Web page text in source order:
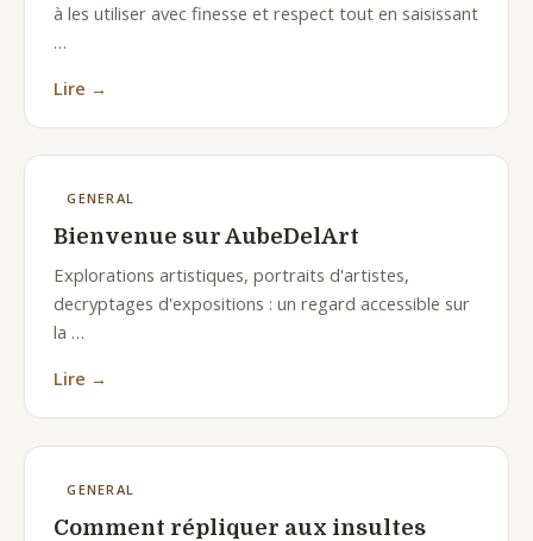
à les utiliser avec finesse et respect tout en saisissant
…
Lire →
GENERAL
Bienvenue sur AubeDelArt
Explorations artistiques, portraits d'artistes,
decryptages d'expositions : un regard accessible sur
la …
Lire →
GENERAL
Comment répliquer aux insultes